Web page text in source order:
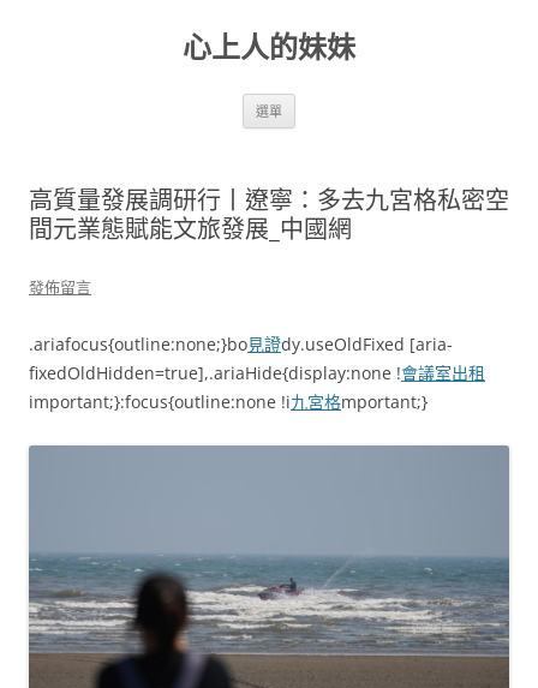
心上人的妹妹
選單
高質量發展調研行丨遼寧：多去九宮格私密空
間元業態賦能文旅發展_中國網
發佈留言
.ariafocus{outline:none;}bo見證dy.useOldFixed [aria-
fixedOldHidden=true],.ariaHide{display:none !會議室出租
important;}:focus{outline:none !i九宮格mportant;}